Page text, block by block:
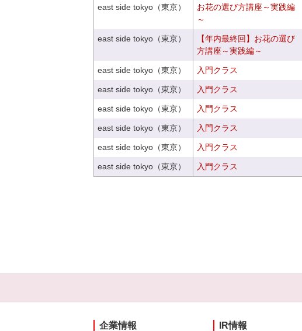
east side tokyo（東京）
お花の選び方講座～実践編
～
east side tokyo（東京）
【年内最終回】お花の選び
方講座～実践編～
east side tokyo（東京） 入門クラス
east side tokyo（東京） 入門クラス
east side tokyo（東京） 入門クラス
east side tokyo（東京） 入門クラス
east side tokyo（東京） 入門クラス
east side tokyo（東京） 入門クラス
企業情報 IR情報